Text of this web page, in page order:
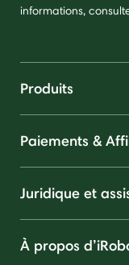
informations,
Produits
Paiements &
Juridique et
À propos